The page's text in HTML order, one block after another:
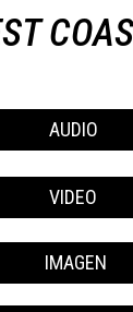
AUDIO
VIDEO
IMAGEN